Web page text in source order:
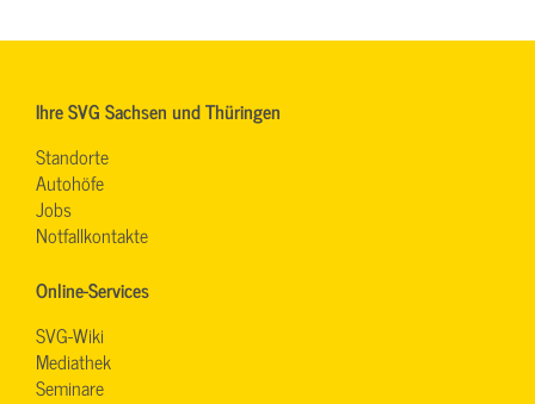
Ihre SVG Sachsen und Thüringen
Standorte
Autohöfe
Jobs
Notfallkontakte
Online-Services
SVG-Wiki
Mediathek
Seminare